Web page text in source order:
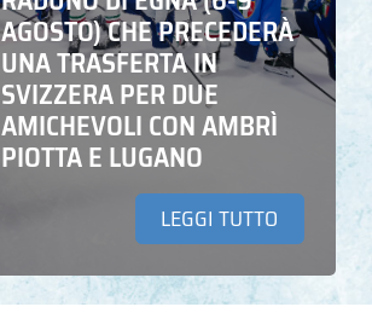
AGOSTO) CHE PRECEDERÀ
UNA TRASFERTA IN
SVIZZERA PER DUE
AMICHEVOLI CON AMBRÌ
PIOTTA E LUGANO
LEGGI TUTTO